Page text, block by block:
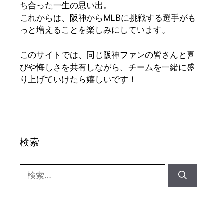
ち合った一生の思い出。
これからは、阪神からMLBに挑戦する選手がも
っと増えることを楽しみにしています。
このサイトでは、同じ阪神ファンの皆さんと喜
びや悔しさを共有しながら、チームを一緒に盛
り上げていけたら嬉しいです！
検索
索: